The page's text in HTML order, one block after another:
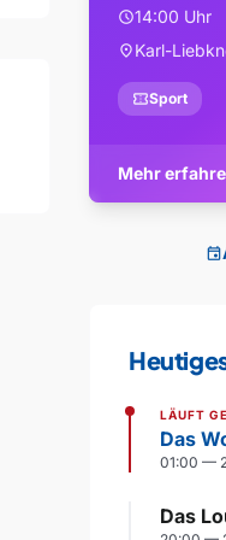
schedule14:00 Uhr
location_onKarl-
confirmation_numberSport
Mehr
event
LÄUFT
Das
01:00 —
Das